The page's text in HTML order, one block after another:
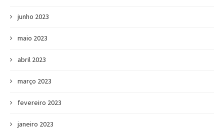
junho 2023
maio 2023
abril 2023
março 2023
fevereiro 2023
janeiro 2023